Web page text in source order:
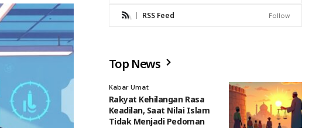
RSS Feed Follow
Top News
Kabar Umat
Rakyat Kehilangan Rasa
Keadilan, Saat Nilai Islam
Tidak Menjadi Pedoman